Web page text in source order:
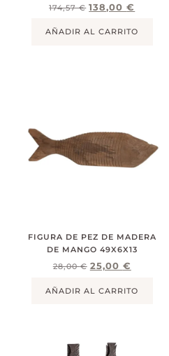
174,57€ 138,00€
AÑADIR AL CARRITO
FIGURA DE PEZ DE MADERA
DE MANGO 49X6X13
28,00€ 25,00 €
AÑADIR AL CARRITO